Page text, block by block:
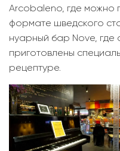
Arcobaleno, где можно
формате шведского
нуарный бар Nove, где
приготовлены
рецептуре.